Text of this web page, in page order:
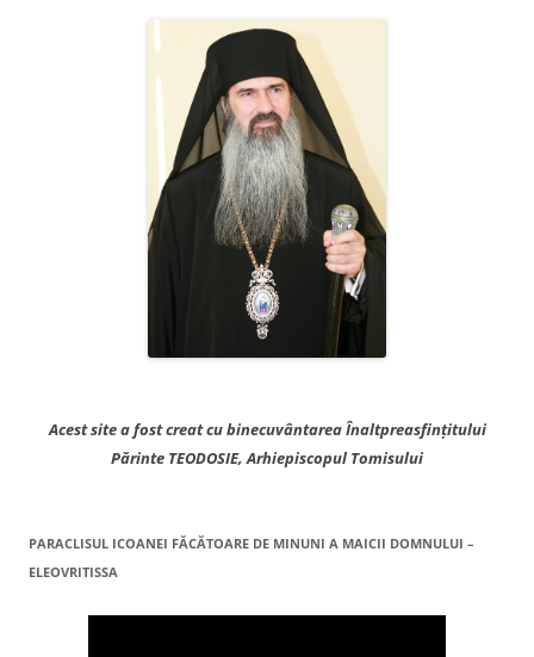
Acest site a fost creat cu binecuvântarea Înaltpreasfințitului
Părinte TEODOSIE, Arhiepiscopul Tomisului
PARACLISUL ICOANEI FĂCĂTOARE DE MINUNI A MAICII DOMNULUI –
ELEOVRITISSA